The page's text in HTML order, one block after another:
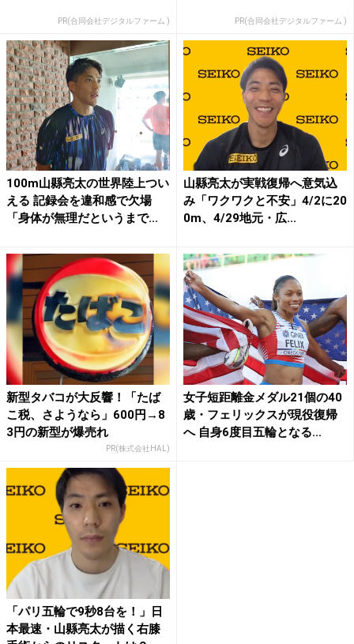
PR(合同会社デジタルファーム ) PR(合同会社デジタルファーム )
100m山縣亮太の世界陸上つい
える 記録会を違和感で欠場
「身体が無理だというまで...
山縣亮太が実戦復帰へ意気込
み「ワクワクと不安」4/2に20
0m、4/29地元・広...
新型タバコが大反響！「たば
こ税、さようなら」600円→8
3円の新型が爆売れ
PR(株式会社HAL)
女子短距離金メダル21個の40
歳・フェリックスが現役復帰
へ 自身6度目五輪となる...
「パリ五輪で9秒8台を！」日
本最速・山縣亮太が描く右膝